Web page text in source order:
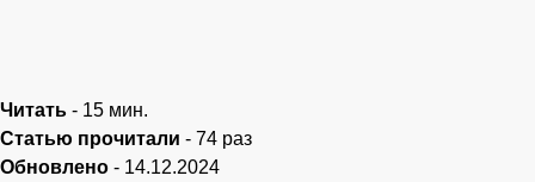
Читать - 15 мин.
Статью прочитали - 74 раз
Обновлено - 14.12.2024